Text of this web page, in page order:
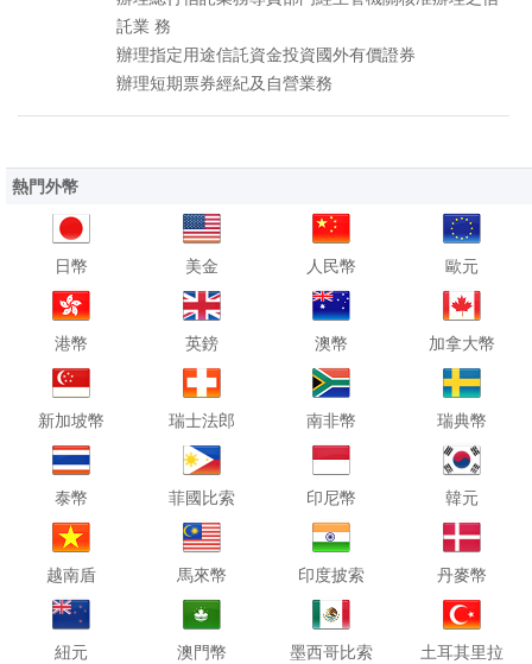
託業 務
辦理指定用途信託資金投資國外有價證券
辦理短期票券經紀及自營業務
熱門外幣
日幣 美金 人民幣 歐元
港幣 英鎊 澳幣 加拿大幣
新加坡幣 瑞士法郎 南非幣 瑞典幣
泰幣 菲國比索 印尼幣 韓元
越南盾 馬來幣 印度披索 丹麥幣
紐元 澳門幣 墨西哥比索 土耳其里拉